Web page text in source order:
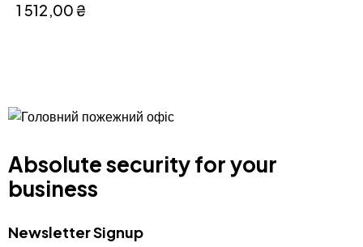
1 512,00₴
Absolute security for your
business
Newsletter Signup